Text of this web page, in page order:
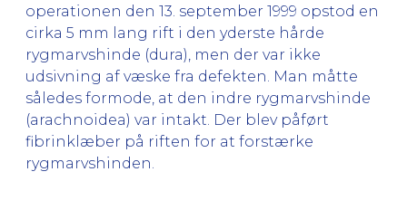
operationen den 13. september 1999 opstod en
cirka 5 mm lang rift i den yderste hårde
rygmarvshinde (dura), men der var ikke
udsivning af væske fra defekten. Man måtte
således formode, at den indre rygmarvshinde
(arachnoidea) var intakt. Der blev påført
fibrinklæber på riften for at forstærke
rygmarvshinden.